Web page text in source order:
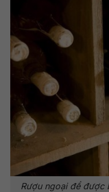
Rượu ngoại để được